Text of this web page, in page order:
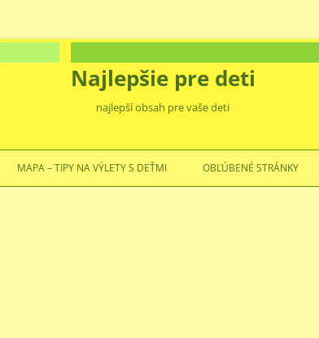
Najlepšie pre deti
najlepší obsah pre vaše deti
Preskočiť
na
MAPA – TIPY NA VÝLETY S DEŤMI OBĽÚBENÉ STRÁNKY